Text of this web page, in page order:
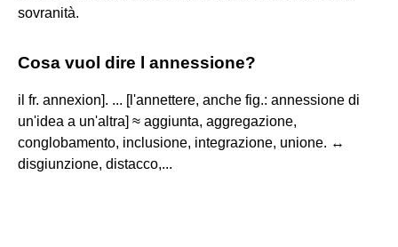
sovranità.
Cosa vuol dire l annessione?
il fr. annexion]. ... [l'annettere, anche fig.: annessione di
un'idea a un'altra] ≈ aggiunta, aggregazione,
conglobamento, inclusione, integrazione, unione. ↔
disgiunzione, distacco,...